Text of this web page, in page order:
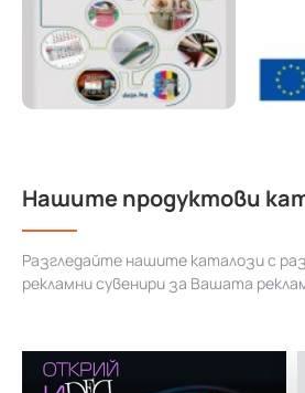
Нашите продуктови
Разгледайте нашите каталози с